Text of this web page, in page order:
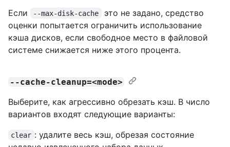
Если
--max-disk-cache
это не задано, средство
оценки попытается ограничить использование
кэша дисков, если свободное место в файловой
системе снижается ниже этого процента.
--cache-cleanup=<mode>
Выберите, как агрессивно обрезать кэш. В число
вариантов входят следующие варианты:
clear : удалите весь кэш, обрезая состояние